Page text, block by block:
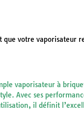
votre vaporisateur
vaporisateur à
Avec ses
il définit